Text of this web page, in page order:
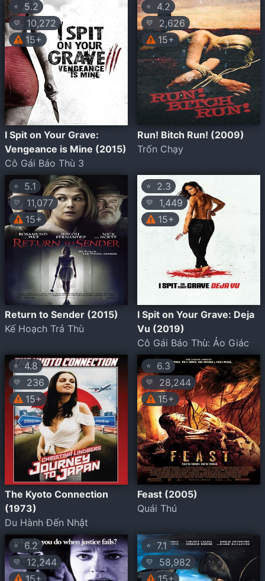
⭐ 5.2
💛
10,272
15+
I Spit on Your Grave:
Vengeance is Mine (2015)
Cô Gái Báo Thù 3
⭐ 4.2
💛
2,626
15+
Run! Bitch Run! (2009)
Trốn Chạy
⭐ 5.1
💛
11,077
15+
Return to Sender (2015)
Kế Hoạch Trả Thù
⭐ 2.3
💛
1,449
15+
I Spit on Your Grave: Deja
Vu (2019)
Cô Gái Báo Thù: Ảo Giác
⭐ 4.8
💛
236
15+
The Kyoto Connection
(1973)
Du Hành Đến Nhật
⭐ 6.3
💛
28,244
15+
Feast (2005)
Quái Thú
⭐6.2
💛
12,244
15+
⭐ 7.1
💛
58,982
15+